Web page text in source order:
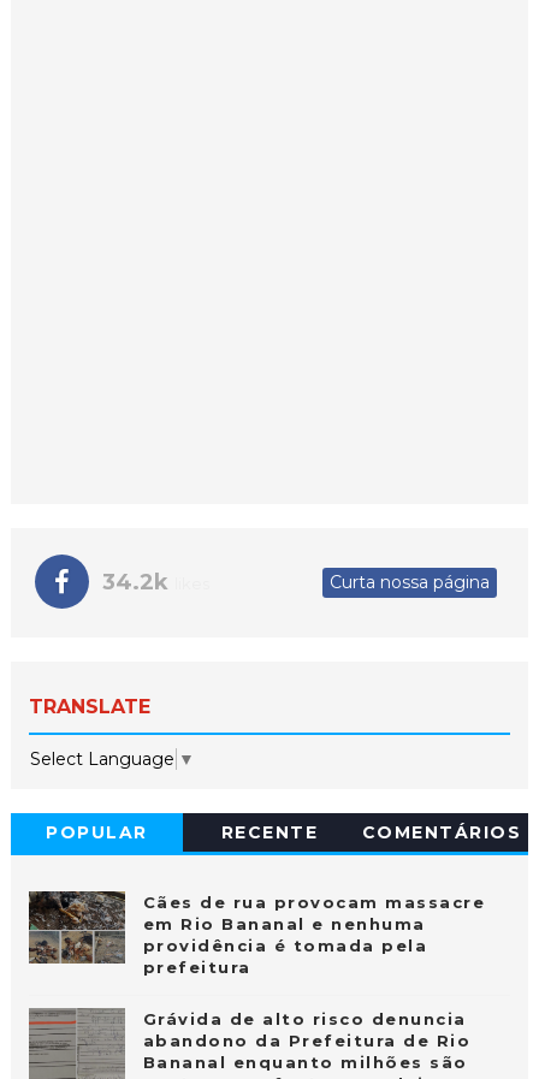
34.2k Curta nossa página
TRANSLATE
Select Language ▼
POPULAR RECENTE COMENTÁRIOS
Cães de rua provocam massacre
em Rio Bananal e nenhuma
providência é tomada pela
prefeitura
Grávida de alto risco denuncia
abandono da Prefeitura de Rio
Bananal enquanto milhões são